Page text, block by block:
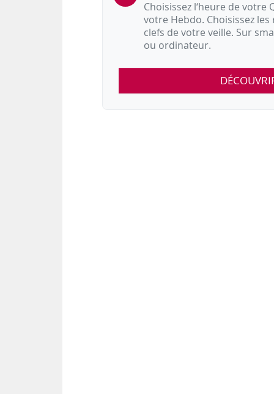
Choisissez l‘heure de votre
votre Hebdo. Choisissez
clefs de votre veille. Sur
ou ordinateur.